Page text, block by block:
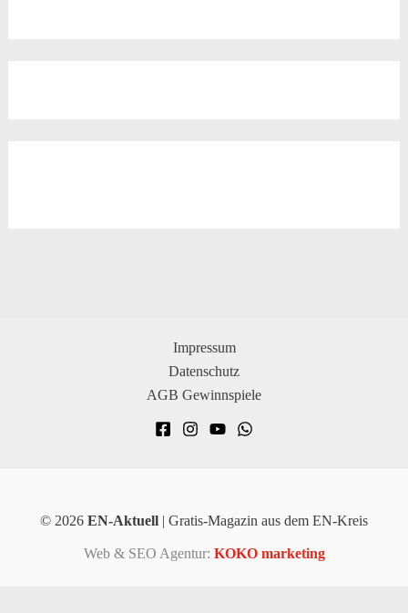
Impressum
Datenschutz
AGB Gewinnspiele
© 2026 EN-Aktuell | Gratis-Magazin aus dem EN-Kreis
Web & SEO Agentur: KOKO marketing